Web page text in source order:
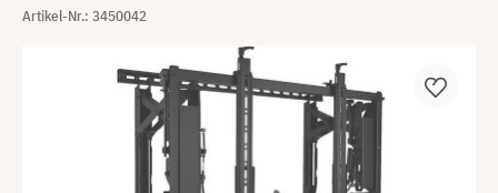
Artikel-Nr.: 3450042